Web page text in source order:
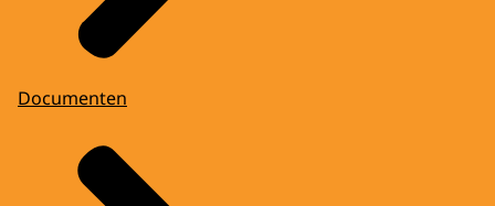
Documenten